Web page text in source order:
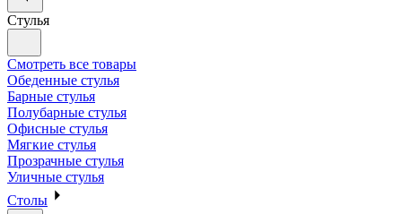
Стулья
Смотреть все товары
Обеденные стулья
Барные стулья
Полубарные стулья
Офисные стулья
Мягкие стулья
Прозрачные стулья
Уличные стулья
Столы